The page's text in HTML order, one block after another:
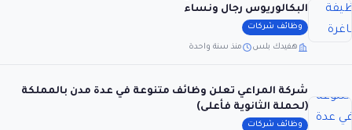
البكالوريوس رجال ونساء
وظائف شركات
هفيدك بلس منذ سنة واحدة
شركة المراعي تعلن وظائف متنوعة في عدة مدن بالمملكة
(لحملة الثانوية فأعلى)
وظائف شركات